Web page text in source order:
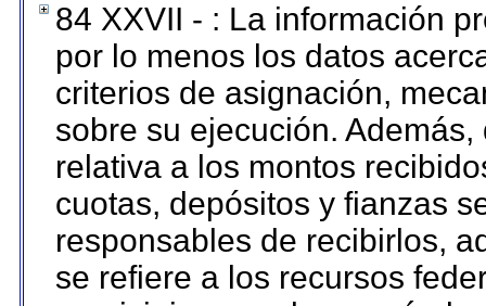
84 XXVII - : La información
por lo menos los datos
criterios de asignación,
sobre su ejecución.
relativa a los montos
cuotas, depósitos y fianzas
responsables de recibirlos,
se refiere a los recursos